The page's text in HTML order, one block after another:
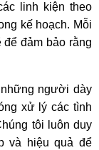
linh kiện theo
kế hoạch. Mỗi
đảm bảo rằng
người dày
xử lý các tình
tôi luôn duy
và hiệu quả để